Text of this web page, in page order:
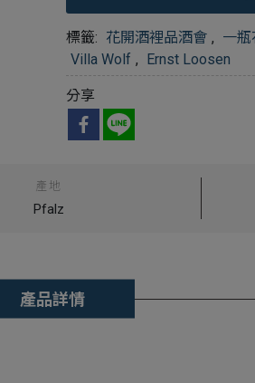
產地
Pfalz
標籤: 花開酒裡品酒會 , 一
Villa Wolf , Ernst Loosen
分享
產品詳情